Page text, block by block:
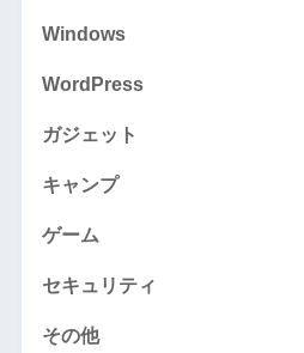
Windows
WordPress
ガジェット
キャンプ
ゲーム
セキュリティ
その他